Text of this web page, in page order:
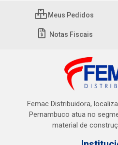
Meus Pedidos
Notas Fiscais
Femac Distribuidora,
Pernambuco atua no
material de